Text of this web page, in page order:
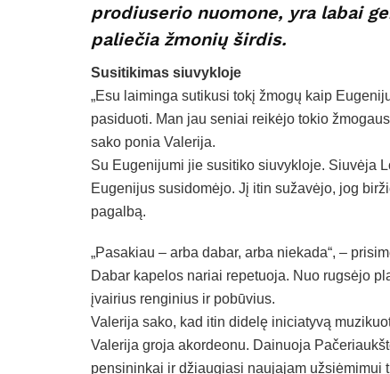
prodiuserio nuomone, yra labai
paliečia žmonių širdis.
Susitikimas siuvykloje
„Esu laiminga sutikusi tokį žmogų kaip
pasiduoti. Man jau seniai reikėjo tokio
sako ponia Valerija.
Su Eugenijumi jie susitiko siuvykloje. Siuvėja
Eugenijus susidomėjo. Jį itin sužavėjo, jog
pagalbą.
„Pasakiau – arba dabar, arba niekada“, –
Dabar kapelos nariai repetuoja. Nuo rugsėjo
įvairius renginius ir pobūvius.
Valerija sako, kad itin didelę iniciatyvą
Valerija groja akordeonu. Dainuoja
pensininkai ir džiaugiasi naujajam užsiėmimui